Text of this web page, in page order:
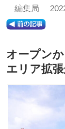
編集局
オープン
エリア拡